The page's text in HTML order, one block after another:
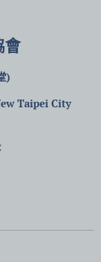
會
)
Taipei City